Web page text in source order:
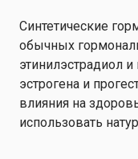
Синтетические
обычных
этинилэстрадиол
эстрогена и
влияния на
использовать